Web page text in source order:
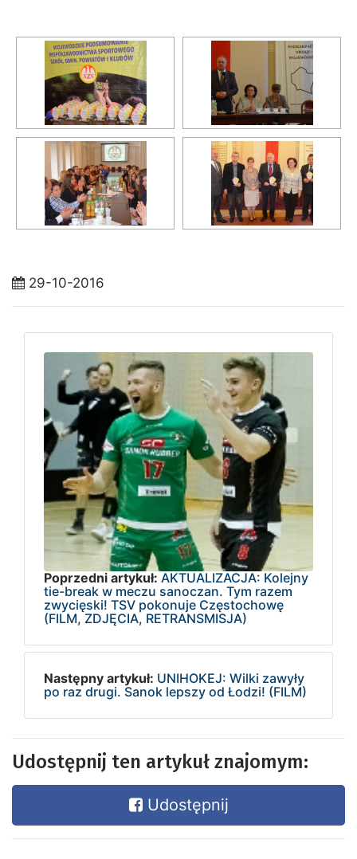
29-10-2016
Poprzedni artykuł: AKTUALIZACJA: Kolejny
tie-break w meczu sanoczan. Tym razem
zwycięski! TSV pokonuje Częstochowę
(FILM, ZDJĘCIA, RETRANSMISJA)
Następny artykuł: UNIHOKEJ: Wilki zawyły
po raz drugi. Sanok lepszy od Łodzi! (FILM)
Udostępnij ten artykuł znajomym:
Udostępnij